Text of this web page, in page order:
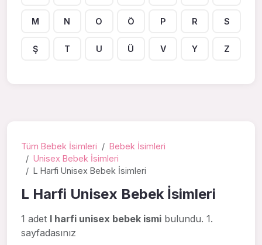
M N O Ö P R S
Ş T U Ü V Y Z
Tüm Bebek İsimleri
Bebek İsimleri
Unisex Bebek İsimleri
L Harfi Unisex Bebek İsimleri
L Harfi Unisex Bebek İsimleri
1 adet l harfi unisex bebek ismi bulundu. 1.
sayfadasınız